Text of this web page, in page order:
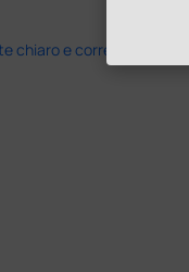
e corretto,